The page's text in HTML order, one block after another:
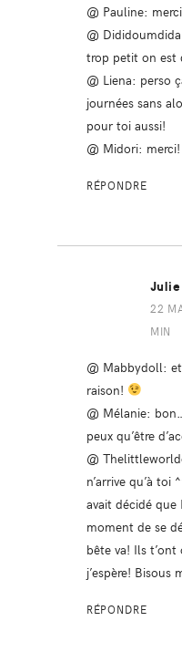
@ Pauline:
@
trop petit on est
@ Liena: perso
journées sans
pour toi aussi!
@ Midori: merci!
RÉPONDRE
22
MIN
@ Mabbydoll:
raison!
@ Mélanie:
peux qu’être
@
n’arrive qu’à toi
avait décidé que
moment de se
bête va! Ils
j’espère! Bisous
RÉPONDRE